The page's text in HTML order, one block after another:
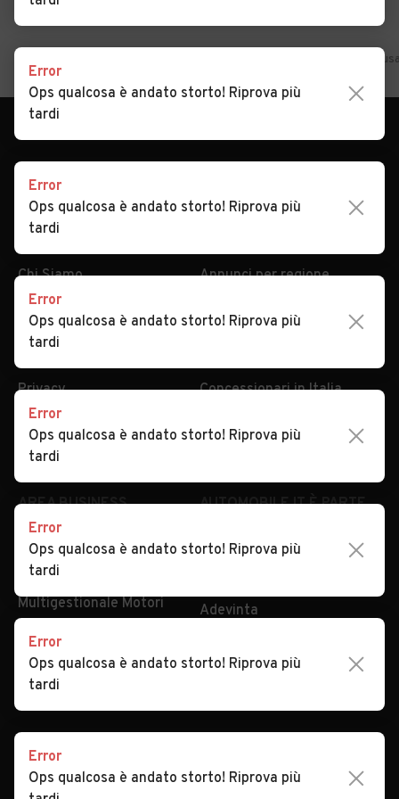
Auto
Chi Siamo
Serve aiuto?
Dati identificativi
Privacy
Impostazioni Privacy
Security
Annunci per regione
Tutte le auto usate
Concessionari in Italia
Valutazione auto
AREA BUSINESS
Registrazione
concessionario
Multigestionale Motori
AUTOMOBILE.IT È PARTE
subito.it
Adevinta
SEGUICI
Copyright © 2023 Marktplaats B.V. Tutti i diritti riservati.
Marktplaats B.V. - P.IVA 803.603.307.B.01
Error
Ops qualcosa è andato storto! Riprova più
tardi
Error
Ops qualcosa è andato storto! Riprova più
tardi
Error
Ops qualcosa è andato storto! Riprova più
tardi
Error
Ops qualcosa è andato storto! Riprova più
tardi
Error
Ops qualcosa è andato storto! Riprova più
tardi
Error
Ops qualcosa è andato storto! Riprova più
tardi
Error
Ops qualcosa è andato storto! Riprova più